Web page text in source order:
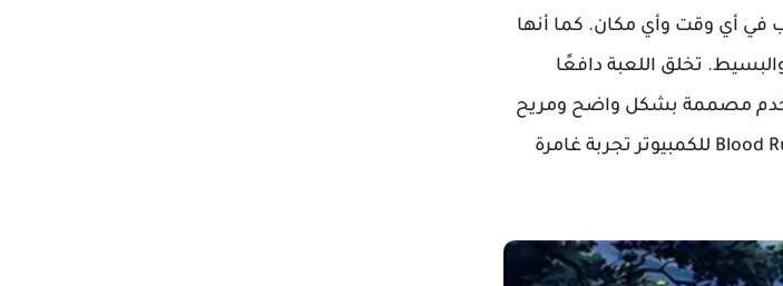
في أي وقت وأي مكان. كما أنها
تخلق اللعبة دافعًا
مصممة بشكل واضح ومريح
للعين، ما يسهل على اللاعب التفاعل دون تعقيد. باختصار، تقدم لعبة Blood Running للكمبيوتر تجربة غامرة